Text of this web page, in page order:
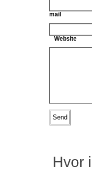
mail
Website
Hvor